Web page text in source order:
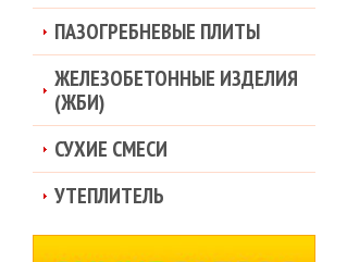
ПАЗОГРЕБНЕВЫЕ ПЛИТЫ
ЖЕЛЕЗОБЕТОННЫЕ ИЗДЕЛИЯ
(ЖБИ)
СУХИЕ СМЕСИ
УТЕПЛИТЕЛЬ